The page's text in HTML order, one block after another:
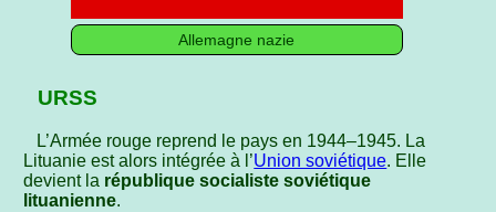
Allemagne nazie
URSS
L’Armée rouge reprend le pays en 1944–1945. La
Lituanie est alors intégrée à l’Union soviétique. Elle
devient la république socialiste soviétique
lituanienne.